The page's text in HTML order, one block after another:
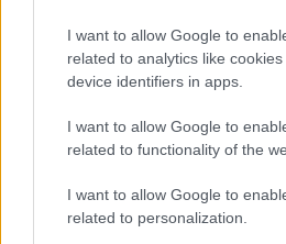
I want to allow Google to
related to analytics like
device identifiers in apps.
I want to allow Google to
related to functionality of the
I want to allow Google to
related to personalization.